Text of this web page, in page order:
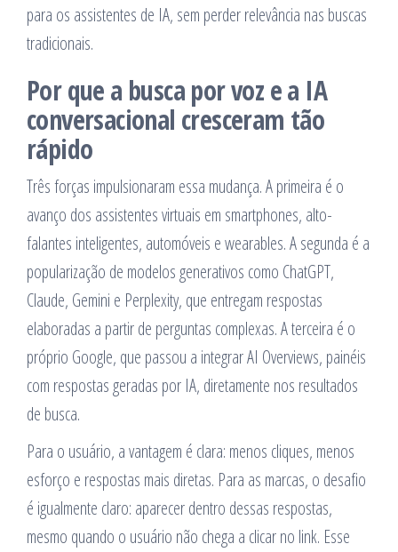
para os assistentes de IA, sem perder relevância nas buscas
tradicionais.
Por que a busca por voz e a IA
conversacional cresceram tão
rápido
Três forças impulsionaram essa mudança. A primeira é o
avanço dos assistentes virtuais em smartphones, alto-
falantes inteligentes, automóveis e wearables. A segunda é a
popularização de modelos generativos como ChatGPT,
Claude, Gemini e Perplexity, que entregam respostas
elaboradas a partir de perguntas complexas. A terceira é o
próprio Google, que passou a integrar AI Overviews, painéis
com respostas geradas por IA, diretamente nos resultados
de busca.
Para o usuário, a vantagem é clara: menos cliques, menos
esforço e respostas mais diretas. Para as marcas, o desafio
é igualmente claro: aparecer dentro dessas respostas,
mesmo quando o usuário não chega a clicar no link. Esse